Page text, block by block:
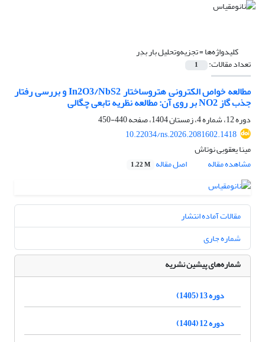
کلیدواژه‌ها =تجزیه‌وتحلیل بار بدِر
تعداد مقالات: 1
مطالعه خواص الکترونی هتروساختار In2O3/NbS2 و بررسی رفتار
جذب گاز NO2 بر روی آن: مطالعه نظریه تابعی چگالی
دوره 12، شماره 4، زمستان 1404، صفحه
440-450
10.22034/ns.2026.2081602.1418
مینا یعقوبی نوتاش
مشاهده مقاله
اصل مقاله 1.22 M
مقالات آماده انتشار
شماره جاری
شماره‌های پیشین نشریه
دوره 13 (1405)
دوره 12 (1404)